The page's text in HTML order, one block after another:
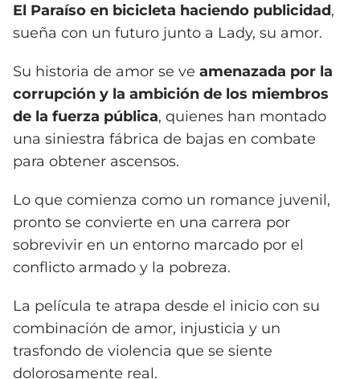
El Paraíso en bicicleta haciendo publicidad,
sueña con un futuro junto a Lady, su amor.
Su historia de amor se ve amenazada por la
corrupción y la ambición de los miembros
de la fuerza pública, quienes han montado
una siniestra fábrica de bajas en combate
para obtener ascensos.
Lo que comienza como un romance juvenil,
pronto se convierte en una carrera por
sobrevivir en un entorno marcado por el
conflicto armado y la pobreza.
La película te atrapa desde el inicio con su
combinación de amor, injusticia y un
trasfondo de violencia que se siente
dolorosamente real.